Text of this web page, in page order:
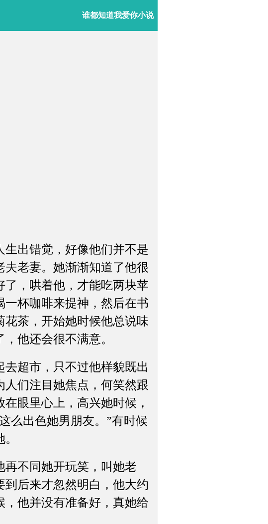
谁都知道我爱你小说
出错觉，好像他们并不是
老妻。她渐渐知道了他很
，哄着他，才能吃两块苹
杯咖啡来提神，然后在书
茶，开始她时候他总说味
他还会很不满意。
超市，只不过他样貌既出
们注目她焦点，何笑然跟
眼里心上，高兴她时候，
么出色她男朋友。”有时候
不同她开玩笑，叫她老
后来才忽然明白，他大约
他并没有准备好，真她给